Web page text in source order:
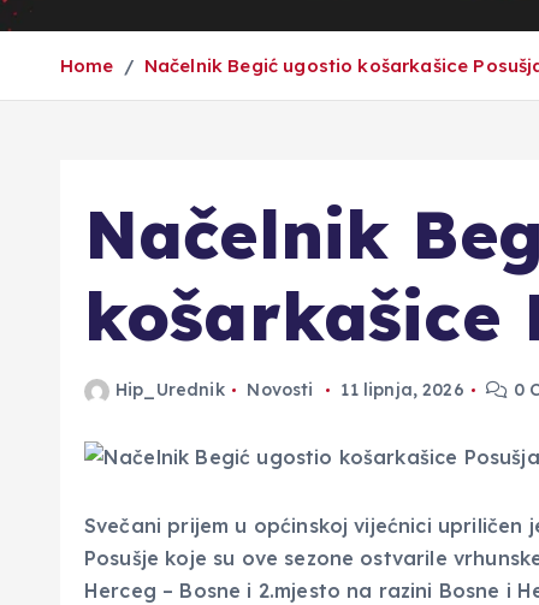
Home Načelnik Begić ugostio košarkašice
Načelnik
košarkašice
Hip_Urednik Novosti 11 lipnja, 2026 0
Svečani prijem u općinskoj vijećnici
Posušje koje su ove sezone ostvarile
Herceg – Bosne i 2.mjesto na razini Bosne i